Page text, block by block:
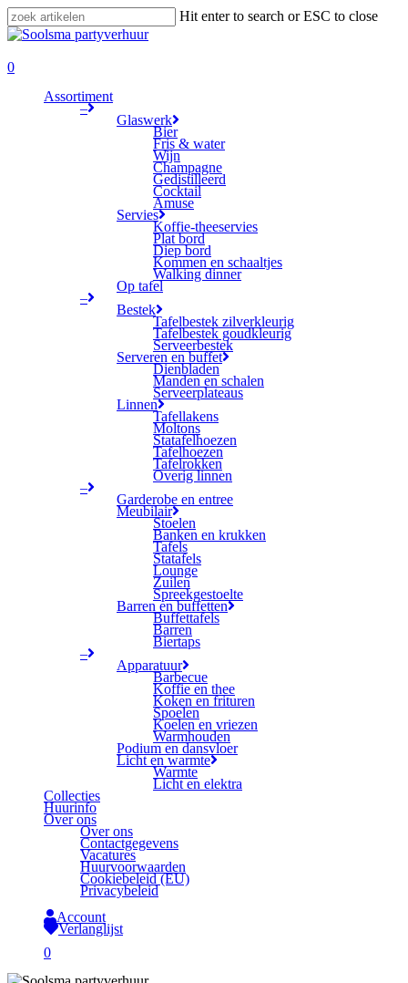
Skip
to
content
Hit enter to search or ESC to close
Close
0
Assortiment
–
Glaswerk
Bier
Fris & water
Wijn
Champagne
Gedistilleerd
Cocktail
Amuse
Servies
Koffie-theeservies
Plat bord
Diep bord
Kommen en schaaltjes
Walking dinner
Op tafel
–
Bestek
Tafelbestek zilverkleurig
Tafelbestek goudkleurig
Serveerbestek
Serveren en buffet
Dienbladen
Manden en schalen
Serveerplateaus
Linnen
Tafellakens
Moltons
Statafelhoezen
Tafelhoezen
Tafelrokken
Overig linnen
–
Garderobe en entree
Meubilair
Stoelen
Banken en krukken
Tafels
Statafels
Lounge
Zuilen
Spreekgestoelte
Barren en buffetten
Buffettafels
Barren
Biertaps
–
Apparatuur
Barbecue
Koffie en thee
Koken en frituren
Spoelen
Koelen en vriezen
Warmhouden
Podium en dansvloer
Licht en warmte
Warmte
Licht en elektra
Collecties
Huurinfo
Over ons
Over ons
Contactgegevens
Vacatures
Huurvoorwaarden
Cookiebeleid (EU)
Privacybeleid
Account
Verlanglijst
search
0